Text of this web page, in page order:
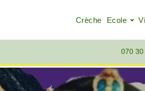
Crèche Ecole
070